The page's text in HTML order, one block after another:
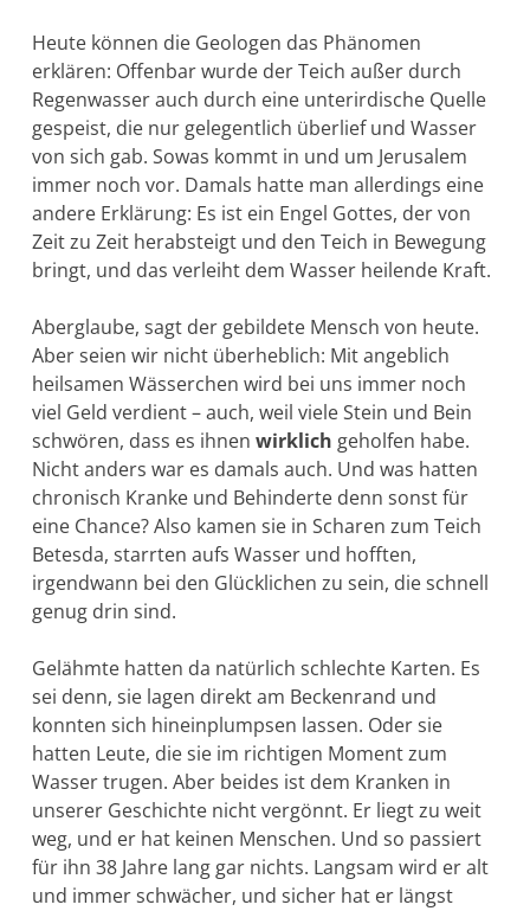
Heute können die Geologen das Phänomen
erklären: Offenbar wurde der Teich außer durch
Regenwasser auch durch eine unterirdi­sche Quelle
gespeist, die nur gelegentlich überlief und Was­ser
von sich gab. Sowas kommt in und um Jerusalem
immer noch vor. Damals hatte man allerdings eine
andere Erklärung: Es ist ein Engel Gottes, der von
Zeit zu Zeit herabsteigt und den Teich in Bewe­gung
bringt, und das verleiht dem Wasser heilende Kraft.
Aberglaube, sagt der gebildete Mensch von heute.
Aber seien wir nicht überheblich: Mit angeblich
heilsamen Wässerchen wird bei uns immer noch
viel Geld verdient – auch, weil viele Stein und Bein
schwören, dass es ihnenwirklich geholfen habe.
Nicht an­ders war es damals auch. Und was hatten
chronisch Kranke und Behinderte denn sonst für
eine Chance? Also kamen sie in Scharen zum Teich
Betesda, starrten aufs Wasser und hofften,
irgendwann bei den Glückli­chen zu sein, die schnell
genug drin sind.
Gelähmte hatten da natürlich schlechte Karten. Es
sei denn, sie la­gen direkt am Beckenrand und
konnten sich hineinplumpsen lassen. Oder sie
hatten Leute, die sie im richtigen Moment zum
Wasser trugen. Aber beides ist dem Kranken in
unserer Geschichte nicht vergönnt. Er liegt zu weit
weg, und er hat keinen Menschen. Und so passiert
für ihn 38 Jahre lang gar nichts. Langsam wird er alt
und immer schwächer, und sicher hat er längst